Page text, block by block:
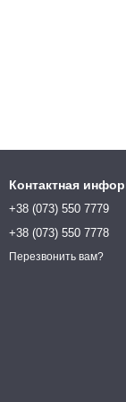
Контактная
+38 (073) 550 7779
+38 (073) 550 7778
Перезвонить вам?